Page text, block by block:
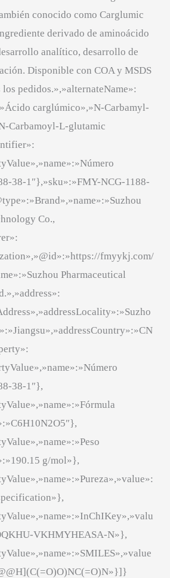
conocido como Carglumic
derivado de aminoácido
analítico, desarrollo de
Disponible con COA y MSDS
los pedidos.»,»alternateName»:
carglúmico»,»N-Carbamyl-
Carbamoyl-L-glutamic
38-1″},»sku»:»FMY-NCG-1188-
Co.,
fmyykj.com/
Pharmaceutical
38-1″},
g/mol»},
VKHMYHEASA-N»},